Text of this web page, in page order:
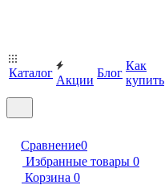
Каталог
Акции
Блог
Как
купить
Сравнение0
Избранные товары 0
Корзина 0